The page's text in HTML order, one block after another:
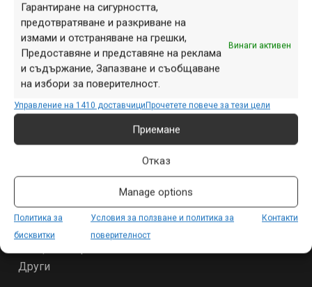
Гарантиране на сигурността,
предотвратяване и разкриване на
измами и отстраняване на грешки,
Предоставяне и представяне на реклама
и съдържание, Запазване и съобщаване
на избори за поверителност.
Винаги активен
Управление на 1410 доставчициПрочетете повече за тези цели
Приемане
Отказ
Manage options
Политика за
бисквитки
Условия за ползване и политика за
поверителност
Контакти
СЕКЦИИ
Продукти
Събития
Други